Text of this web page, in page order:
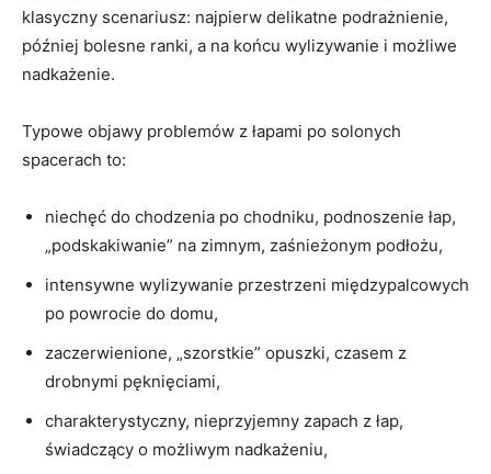
klasyczny scenariusz: najpierw delikatne podrażnienie,
później bolesne ranki, a na końcu wylizywanie i możliwe
nadkażenie.
Typowe objawy problemów z łapami po solonych
spacerach to:
niechęć do chodzenia po chodniku, podnoszenie łap,
„podskakiwanie” na zimnym, zaśnieżonym podłożu,
intensywne wylizywanie przestrzeni międzypalcowych
po powrocie do domu,
zaczerwienione, „szorstkie” opuszki, czasem z
drobnymi pęknięciami,
charakterystyczny, nieprzyjemny zapach z łap,
świadczący o możliwym nadkażeniu,